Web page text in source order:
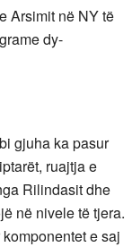
Arsimit në NY të
dy-
gjuha ka pasur
ruajtja e
Rilindasit dhe
në nivele të tjera.
e saj